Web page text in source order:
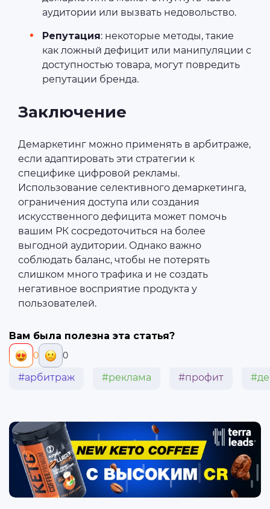
аудитории или вызвать недовольство.
Репутация: некоторые методы, такие
как ложный дефицит или манипуляции с
доступностью товара, могут повредить
репутации бренда.
Заключение
Демаркетинг можно применять в арбитраже,
если адаптировать эти стратегии к
специфике цифровой рекламы.
Использование селективного демаркетинга,
ограничения доступа или создания
искусственного дефицита может помочь
вашим РК сосредоточиться на более
выгодной аудитории. Однако важно
соблюдать баланс, чтобы не потерять
слишком много трафика и не создать
негативное восприятие продукта у
пользователей.
Вам была полезна эта статья?
0 0
#арбитраж #реклама #профит